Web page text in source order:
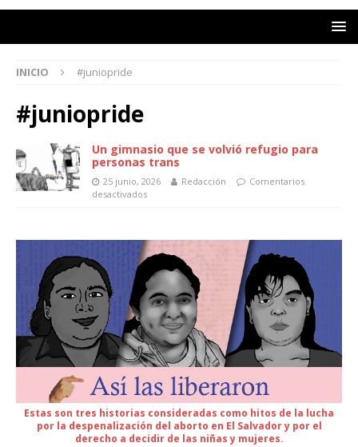
INICIO #juniopride
#juniopride
Un gimnasio que se volvió refugio para
personas trans
25 junio, 2026 Redacción
Comentarios
desactivados
Estas son tres historias consideradas como hitos de la lucha
por la despenalización del aborto en El Salvador y por el
derecho a decidir de las niñas y mujeres.